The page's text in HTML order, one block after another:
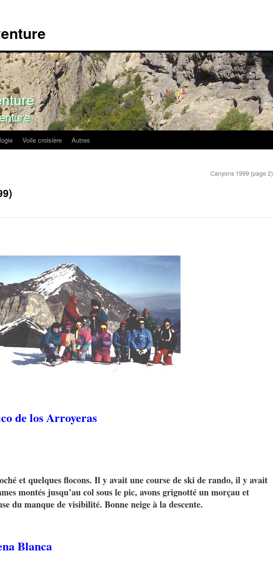
Voile croisière Autres
Canyons 1999 (page 2)
de los Arroyeras
et quelques flocons. Il y avait une course de ski de rando, il y avait
montés jusqu’au col sous le pic, avons grignotté un morçau et
du manque de visibilité. Bonne neige à la descente.
Blanca